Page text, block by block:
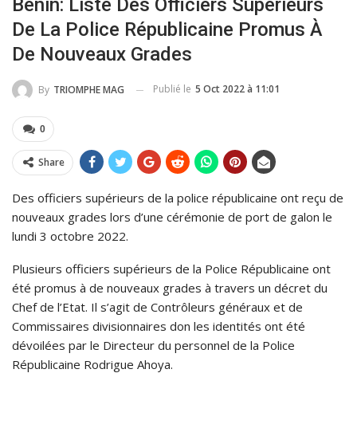
Bénin: Liste Des Officiers Supérieurs
De La Police Républicaine Promus À
De Nouveaux Grades
By TRIOMPHE MAG Publié le 5 Oct 2022 à 11:01
0
Share
Des officiers supérieurs de la police républicaine ont reçu de
nouveaux grades lors d’une cérémonie de port de galon le
lundi 3 octobre 2022.
Plusieurs officiers supérieurs de la Police Républicaine ont
été promus à de nouveaux grades à travers un décret du
Chef de l’Etat. Il s’agit de Contrôleurs généraux et de
Commissaires divisionnaires don les identités ont été
dévoilées par le Directeur du personnel de la Police
Républicaine Rodrigue Ahoya.